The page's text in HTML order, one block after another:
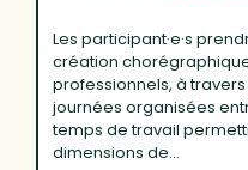
Les participant·e·s
création
professionnels, à
journées organisées
temps de travail
dimensions de...